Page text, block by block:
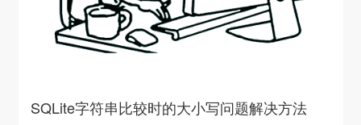
SQLite字符串比较时的大小写问题解决方法